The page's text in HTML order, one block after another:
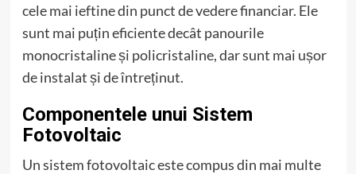
cele mai ieftine din punct de vedere financiar. Ele
sunt mai puțin eficiente decât panourile
monocristaline și policristaline, dar sunt mai ușor
de instalat și de întreținut.
Componentele unui Sistem
Fotovoltaic
Un sistem fotovoltaic este compus din mai multe